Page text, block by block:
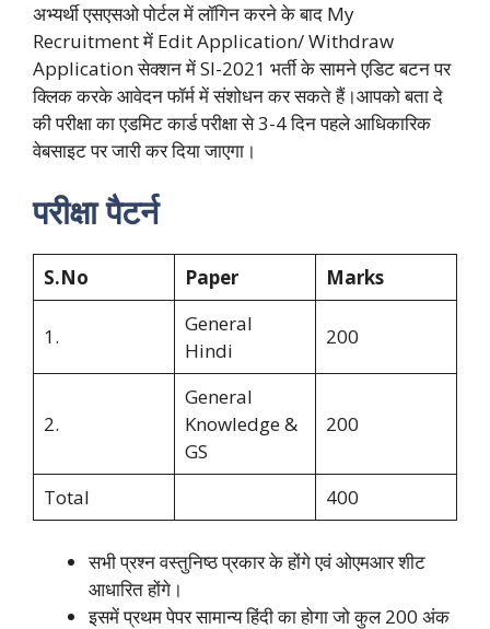
अभ्यर्थी एसएसओ पोर्टल में लॉगिन करने के बाद My
Recruitment में Edit Application/ Withdraw
Application सेक्शन में SI-2021 भर्ती के सामने एडिट बटन पर
क्लिक करके आवेदन फॉर्म में संशोधन कर सकते हैं।आपको बता दे
की परीक्षा का एडमिट कार्ड परीक्षा से 3-4 दिन पहले आधिकारिक
वेबसाइट पर जारी कर दिया जाएगा।
परीक्षा पैटर्न
S.No Paper Marks
1.
General
Hindi
200
2.
General
Knowledge &
GS
200
Total 400
सभी प्रश्न वस्तुनिष्ठ प्रकार के होंगे एवं ओएमआर शीट
आधारित होंगे।
इसमें प्रथम पेपर सामान्य हिंदी का होगा जो कुल 200 अंक